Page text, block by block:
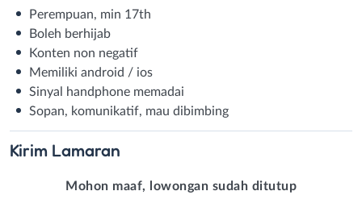
Perempuan, min 17th
Boleh berhijab
Konten non negatif
Memiliki android / ios
Sinyal handphone memadai
Sopan, komunikatif, mau dibimbing
Kirim Lamaran
Mohon maaf, lowongan sudah ditutup